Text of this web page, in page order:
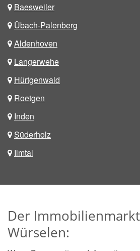
Baesweiler
Übach-Palenberg
Aldenhoven
Langerwehe
Hürtgenwald
Roetgen
Inden
Süderholz
Ilmtal
Der
Würselen: